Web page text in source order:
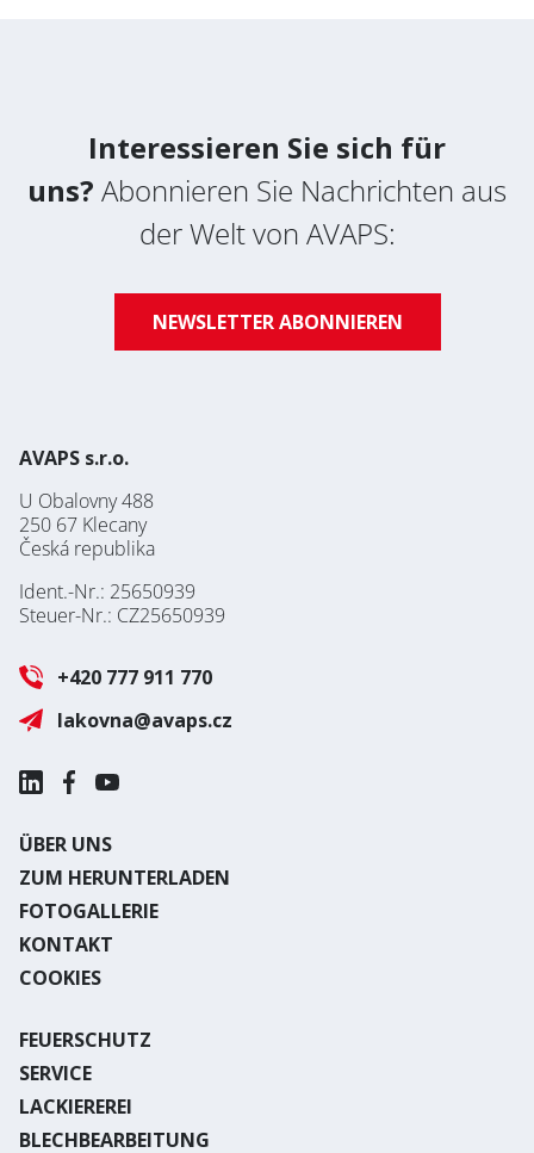
Interessieren Sie sich für
uns? Abonnieren Sie Nachrichten aus
der Welt von AVAPS:
NEWSLETTER ABONNIEREN
AVAPS s.r.o.
U Obalovny 488
250 67 Klecany
Česká republika
Ident.-Nr.: 25650939
Steuer-Nr.: CZ25650939
+420 777 911 770
lakovna@avaps.cz
ÜBER UNS
ZUM HERUNTERLADEN
FOTOGALLERIE
KONTAKT
COOKIES
FEUERSCHUTZ
SERVICE
LACKIEREREI
BLECHBEARBEITUNG